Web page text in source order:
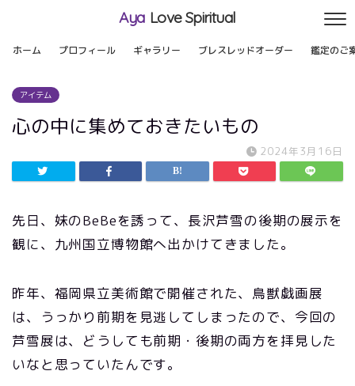
Aya Love Spiritual
ホーム プロフィール ギャラリー ブレスレッドオーダー 鑑定のご
アイテム
心の中に集めておきたいもの
2024年3月16日
先日、妹のBeBeを誘って、長沢芦雪の後期の展示を
観に、九州国立博物館へ出かけてきました。
昨年、福岡県立美術館で開催された、鳥獣戯画展
は、うっかり前期を見逃してしまったので、今回の
芦雪展は、どうしても前期・後期の両方を拝見した
いなと思っていたんです。